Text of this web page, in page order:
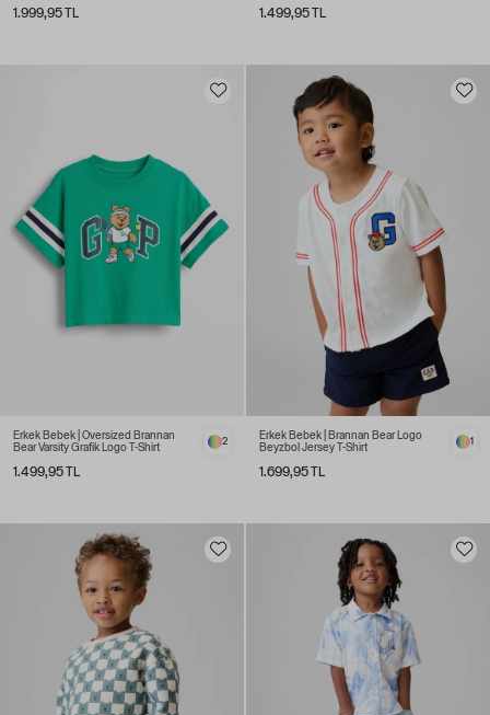
1.999,95 TL 1.499,95 TL
Erkek Bebek | Oversized Brannan
Bear Varsity Grafik Logo T-Shirt
1.499,95 TL
2
Erkek Bebek | Brannan Bear Logo
Beyzbol Jersey T-Shirt
1.699,95 TL
1